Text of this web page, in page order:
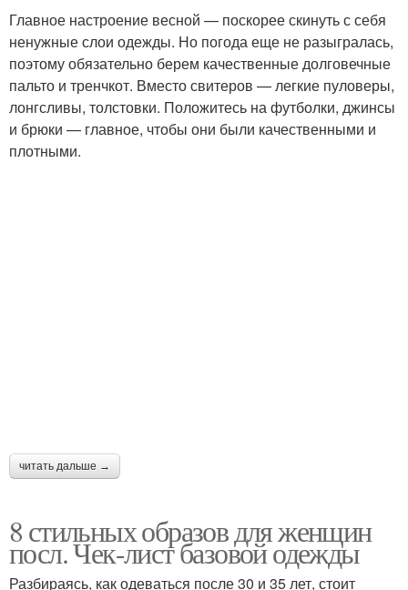
Главное настроение весной — поскорее скинуть с себя
ненужные слои одежды. Но погода еще не разыгралась,
поэтому обязательно берем качественные долговечные
пальто и тренчкот. Вместо свитеров — легкие пуловеры,
лонгсливы, толстовки. Положитесь на футболки, джинсы
и брюки — главное, чтобы они были качественными и
плотными.
читать дальше →
8 стильных образов для женщин
посл. Чек-лист базовой одежды
Разбираясь, как одеваться после 30 и 35 лет, стоит